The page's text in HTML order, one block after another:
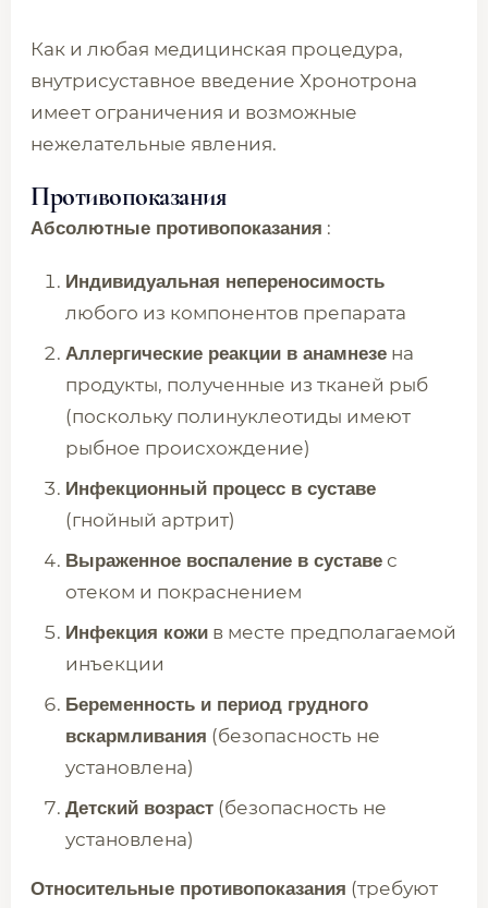
Как и любая медицинская процедура,
внутрисуставное введение Хронотрона
имеет ограничения и возможные
нежелательные явления.
Противопоказания
Абсолютные противопоказания :
Индивидуальная непереносимость
любого из компонентов препарата
Аллергические реакции в анамнезе на
продукты, полученные из тканей рыб
(поскольку полинуклеотиды имеют
рыбное происхождение)
Инфекционный процесс в суставе
(гнойный артрит)
Выраженное воспаление в суставе с
отеком и покраснением
Инфекция кожи в месте предполагаемой
инъекции
Беременность и период грудного
вскармливания (безопасность не
установлена)
Детский возраст (безопасность не
установлена)
Относительные противопоказания (требуют